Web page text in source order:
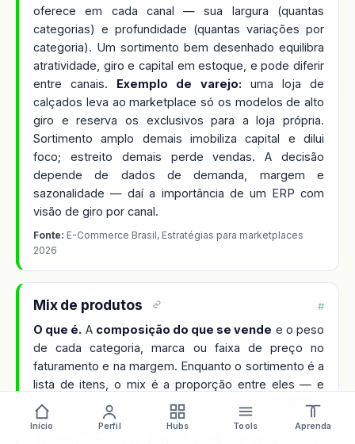
oferece em cada canal — sua largura (quantas
categorias) e profundidade (quantas variações por
categoria). Um sortimento bem desenhado equilibra
atratividade, giro e capital em estoque, e pode diferir
entre canais. Exemplo de varejo: uma loja de
calçados leva ao marketplace só os modelos de alto
giro e reserva os exclusivos para a loja própria.
Sortimento amplo demais imobiliza capital e dilui
foco; estreito demais perde vendas. A decisão
depende de dados de demanda, margem e
sazonalidade — daí a importância de um ERP com
visão de giro por canal.
Fonte: E-Commerce Brasil, Estratégias para marketplaces
2026
Mix de produtos #
O que é. A composição do que se vende e o peso
de cada categoria, marca ou faixa de preço no
faturamento e na margem. Enquanto o sortimento é a
lista de itens, o mix é a proporção entre eles — e
ajustá-lo muda diretamente a rentabilidade.
Exemplo
de varejo:
uma farmácia que aumenta a participação
Início Perfil Hubs Tools Aprenda